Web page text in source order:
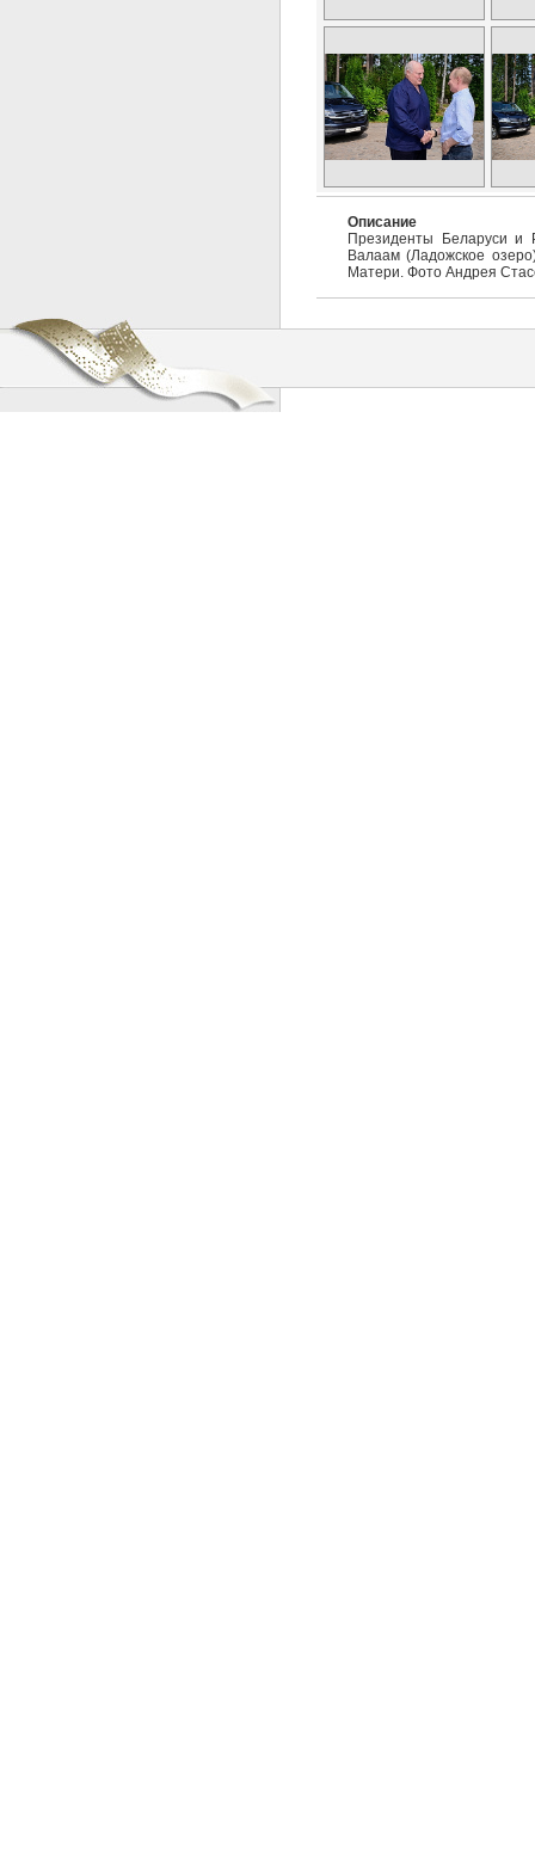
Описание
Президенты Беларуси и
Валаам (Ладожское
Матери. Фото Андрея